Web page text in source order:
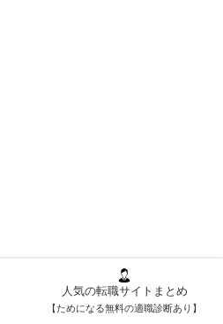
人気の転職サイトまとめ
【ためになる無料の適職診断あり】